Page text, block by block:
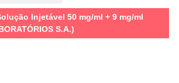
Injetável 50 mg/ml + 9 mg/ml
S.A.)